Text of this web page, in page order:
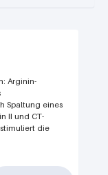
Arginin-
Spaltung eines
II und CT-
stimuliert die